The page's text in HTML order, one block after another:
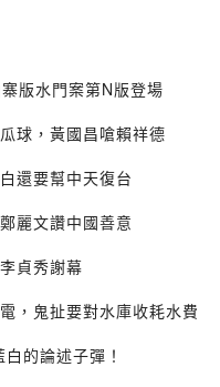
版水門案第N版登場
球，黃國昌嗆賴祥德
還要幫中天復台
麗文讚中國善意
貞秀謝幕
，鬼扯要對水庫收耗水費
的論述子彈！